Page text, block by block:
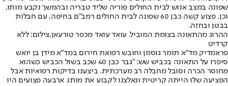
שפונה במצב אנוש לבית החולים פוריה שליד טבריה ובהמשך נקבע מותו,
וכן. פצוע קשה כבן 60 שפונה לבית החולים רמב"ם בחיפה, עם חבלות
בבטן ובחזה.
ההרוג מהתאונה בצומת המוביל. עואד עואד מכפר טורעאן,צילום: ללא
קרדיט
פראמדיק מד"א תומר גוסמן וחובש רפואת חירום במד"א מידן בן יואש
סיפרו על התאונה בכביש שש: "גבר כבן 40 שכב בשול הכביש כשהוא
מחוסר הכרה וסובל מחבלה רב מערכתית. ביצענו בדיקות רפואיות אבל
הפציעה שלו הייתה קריטית ונאלצנו לקבוע את מותו. ארבעה פצועים היו